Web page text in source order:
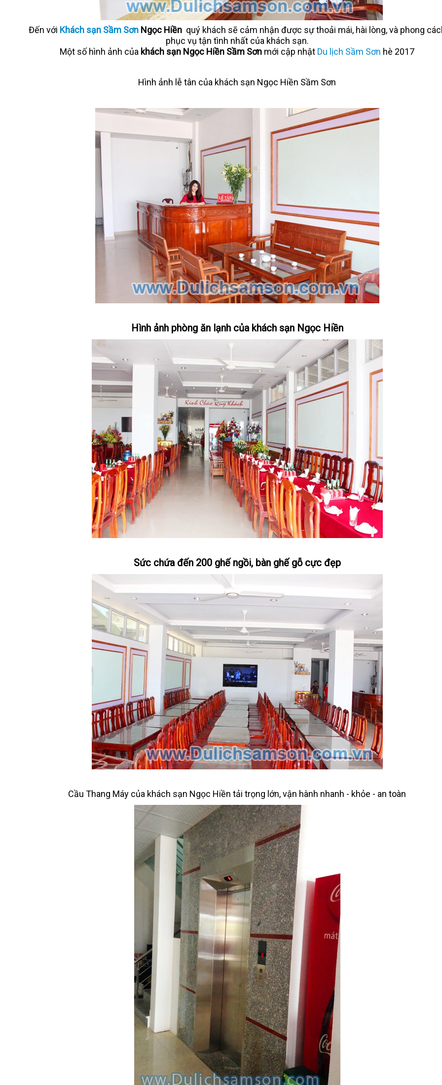
Đến với Khách sạn Sầm Sơn Ngọc Hiềnquý khách sẽ cảm nhận được sự thoải mái, hài lòng, và phong
phục vụ tận tình nhất của khách sạn.
Một số hình ảnh của khách sạn Ngọc Hiền Sầm Sơn mới cập nhật Du lịch Sầm Sơn hè 2017
Hình ảnh lễ tân của khách sạn Ngọc Hiền Sầm Sơn
Hình ảnh phòng ăn lạnh của khách sạn Ngọc Hiền
Sức chứa đến 200 ghế ngồi, bàn ghế gỗ cực đẹp
Cầu Thang Máy của khách sạn Ngọc Hiền tải trọng lớn, vận hành nhanh - khỏe - an toàn